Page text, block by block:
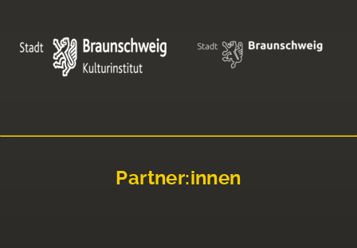
Partner:innen